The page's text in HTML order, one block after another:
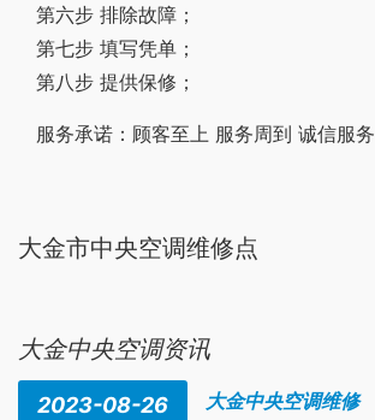
第六步 排除故障；
第七步 填写凭单；
第八步 提供保修；
服务承诺：顾客至上 服务周到 诚信服务
大金市中央空调维修点
大金中央空调资讯
2023-08-26 大金中央空调维修